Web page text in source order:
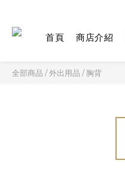
首頁 商店介紹
全部商品 /外出用品 /胸背